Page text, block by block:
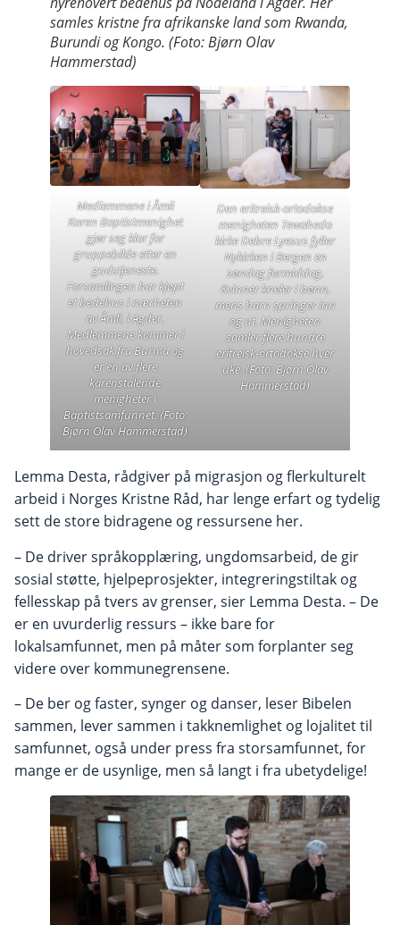
samles kristne fra afrikanske land som Rwanda,
Burundi og Kongo. (Foto: Bjørn Olav
Hammerstad)
Medlemmene i Åmli
Karen Baptistmenighet
gjør seg klar for
gruppebilde etter en
gudstjeneste.
Forsamlingen har kjøpt
et bedehus i nærheten
av Åmli, i Agder.
Medlemmene kommer i
hovedsak fra Burma og
er en av flere
karenstalende
menigheter i
Baptistsamfunnet. (Foto:
Bjørn Olav Hammerstad)
Den eritreisk-ortodokse
menigheten Tewahedo
kirke Debre Lyesus fyller
Nykirken i Bergen en
søndag formiddag.
Kvinner kneler i bønn,
mens barn springer inn
og ut. Menigheten
samler flere hundre
eritreisk-ortodokse hver
uke. (Foto: Bjørn Olav
Hammerstad)
Lemma Desta, rådgiver på migrasjon og flerkulturelt
arbeid i Norges Kristne Råd, har lenge erfart og tydelig
sett de store bidragene og ressursene her.
– De driver språkopplæring, ungdomsarbeid, de gir
sosial støtte, hjelpeprosjekter, integreringstiltak og
fellesskap på tvers av grenser, sier Lemma Desta. – De
er en uvurderlig ressurs – ikke bare for
lokalsamfunnet, men på måter som forplanter seg
videre over kommunegrensene.
– De ber og faster, synger og danser, leser Bibelen
sammen, lever sammen i takknemlighet og lojalitet til
samfunnet, også under press fra storsamfunnet, for
mange er de usynlige, men så langt i fra ubetydelige!